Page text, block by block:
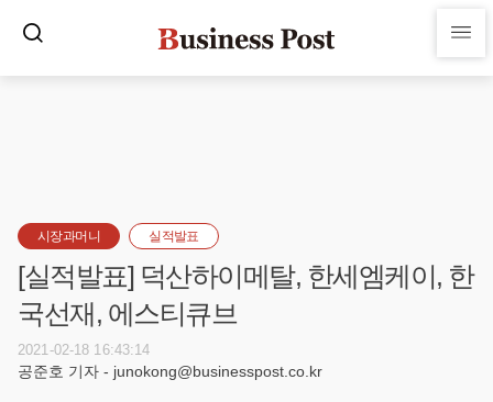
시장과머니 실적발표
[실적발표] 덕산하이메탈, 한세엠케이, 한
국선재, 에스티큐브
2021-02-18 16:43:14
공준호 기자 - junokong@businesspost.co.kr